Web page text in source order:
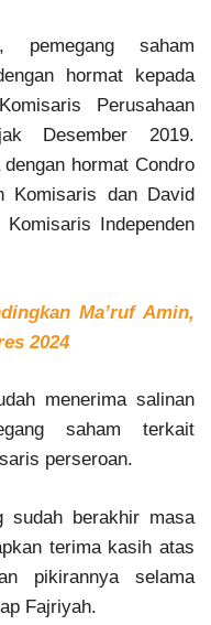
pemegang saham
hormat kepada
Perusahaan
Desember 2019.
hormat Condro
Komisaris dan David
Independen
Ma’ruf Amin,
2024
menerima salinan
saham terkait
perseroan.
sudah berakhir masa
terima kasih atas
pikirannya selama
Fajriyah.